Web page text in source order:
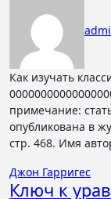
Как изучать классические книги по теософии
примечание:
опубликована в
стр. 468. Имя
Джон Гарригес
Ключ к